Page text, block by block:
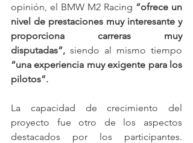
opinión, el BMW M2 Racing “ofrece un
nivel de prestaciones muy interesante y
proporciona carreras muy
disputadas”,
“una experiencia muy exigente para los
pilotos”.
La capacidad de crecimiento del
proyecto fue otro de los aspectos
destacados por los participantes.